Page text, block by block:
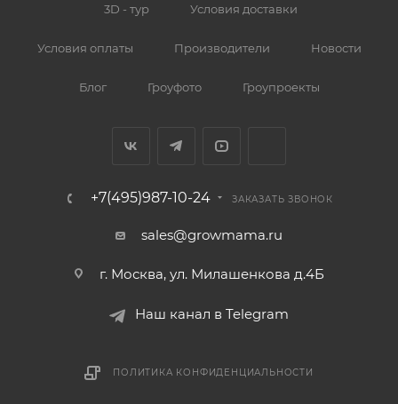
3D - тур Условия доставки
Условия оплаты Производители Новости
Блог Гроуфото Гроупроекты
+7(495)987-10-24 ЗАКАЗАТЬ ЗВОНОК
sales@growmama.ru
г. Москва, ул. Милашенкова д.4Б
Наш канал в Telegram
ПОЛИТИКА КОНФИДЕНЦИАЛЬНОСТИ